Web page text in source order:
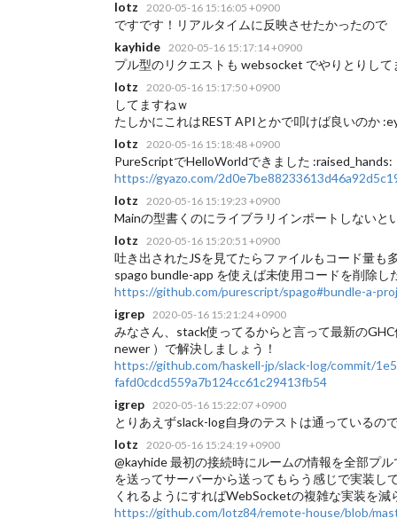
lotz
2020-05-16 15:16:05 +0900
ですです！リアルタイムに反映させたかったので
kayhide
2020-05-16 15:17:14 +0900
プル型のリクエストも websocket でやりとりして
lotz
2020-05-16 15:17:50 +0900
してますねｗ
たしかにこれはREST APIとかで叩けば良いのか
lotz
2020-05-16 15:18:48 +0900
PureScriptでHelloWorldできました :raised_hands:
https://gyazo.com/
lotz
2020-05-16 15:19:23 +0900
Mainの型書くのにライブラリインポートしないと
lotz
2020-05-16 15:20:51 +0900
吐き出されたJSを見てたらファイルもコード量も
spago bundle-app を使えば未使用コードを削除
https://github.com/purescript/spago#bundle-a-
igrep
2020-05-16 15:21:24 +0900
みなさん、stack使ってるからと言って最新の
newer ）で解決しましょう！
https://github.com/haskell-jp/slack-log/commit/
fafd0cdcd559a7b124cc61c29413fb54
igrep
2020-05-16 15:22:07 +0900
とりあえずslack-log自身のテストは通っているの
lotz
2020-05-16 15:24:19 +0900
@kayhide 最初の接続時にルームの情報を全部プ
を送ってサーバーから送ってもらう感じで実装し
くれるようにすればWebSocketの複雑な実装を
https://github.com/lotz84/remote-house/blob/